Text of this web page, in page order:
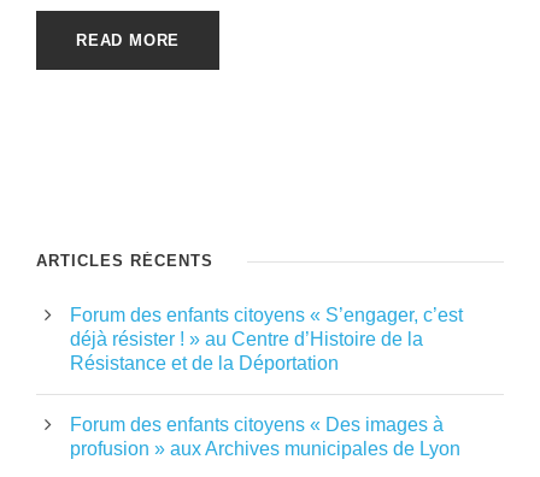
READ MORE
ARTICLES RÉCENTS
Forum des enfants citoyens « S’engager, c’est
déjà résister ! » au Centre d’Histoire de la
Résistance et de la Déportation
Forum des enfants citoyens « Des images à
profusion » aux Archives municipales de Lyon